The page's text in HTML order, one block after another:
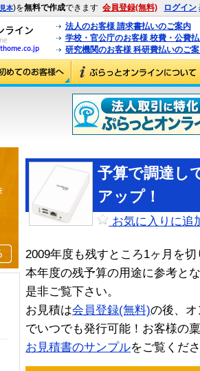
見本)を無料で作成できます 会員登録(無料) ログイン
法人のお客様 請求書払いのご案内
学校・官公庁のお客様 校費・公費
研究機関のお客様 科研費払いのご
予算で調達し
アップ！
お気に入りに追
2009年度も残すところ1ヶ月を
本年度の残予算の用途に参考と
是非ご覧下さい。
お見積は会員登録(無料)の後、
でいつでも発行可能！お客様の
お見積書のサンプルをご覧くだ